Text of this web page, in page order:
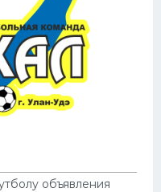
объявления